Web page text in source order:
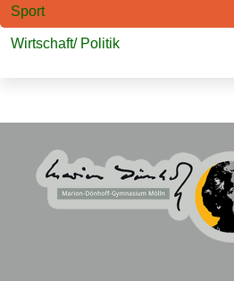
Sport
Wirtschaft/ Politik